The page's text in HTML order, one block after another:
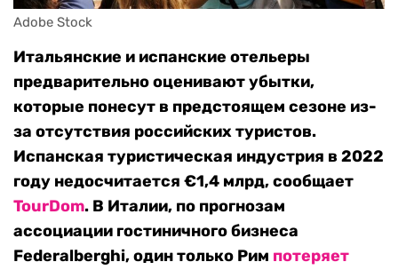
Adobe Stock
Итальянские и испанские отельеры
предварительно оценивают убытки,
которые понесут в предстоящем сезоне из-
за отсутствия российских туристов.
Испанская туристическая индустрия в 2022
году недосчитается €1,4 млрд, сообщает
TourDom. В Италии, по прогнозам
ассоциации гостиничного бизнеса
Federalberghi, один только Рим потеряет